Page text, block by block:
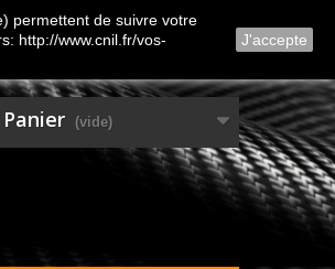
Connexion
Contactez-nous
Panier (vide)
permettent de suivre votre
http://www.cnil.fr/vos-
J'accepte